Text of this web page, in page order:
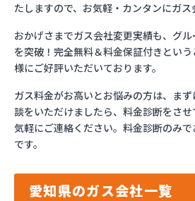
たしますので、お気軽・カンタンにガス
おかげさまでガス会社変更実績も、グ
を突破！完全無料＆料金保証付きとい
様にご好評いただいております。
ガス料金がお高いとお悩みの方は、ま
談をいただけましたら、料金診断をさ
気軽にご連絡ください。料金診断のみ
です。
愛知県のガス会社一覧